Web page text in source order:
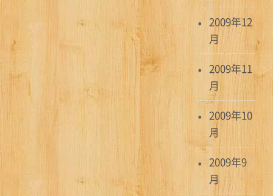
2009年12
月
2009年11
月
2009年10
月
2009年9
月